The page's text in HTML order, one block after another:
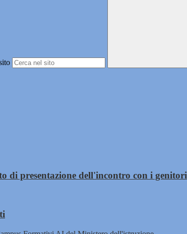
di presentazione dell'incontro con i genitori